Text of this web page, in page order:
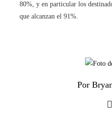
80%, y en particular los
que alcanzan el 91%.
Por